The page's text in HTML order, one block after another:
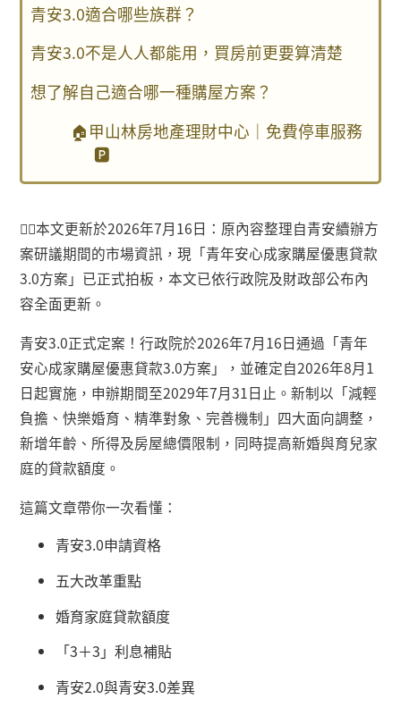
青安3.0適合哪些族群？
青安3.0不是人人都能用，買房前更要算清楚
想了解自己適合哪一種購屋方案？
🏠甲山林房地產理財中心｜免費停車服務
🅿️
👉🏻本文更新於2026年7月16日：原內容整理自青安續辦方
案研議期間的市場資訊，現「青年安心成家購屋優惠貸款
3.0方案」已正式拍板，本文已依行政院及財政部公布內
容全面更新。
青安3.0正式定案！行政院於2026年7月16日通過「青年
安心成家購屋優惠貸款3.0方案」，並確定自2026年8月1
日起實施，申辦期間至2029年7月31日止。新制以「減輕
負擔、快樂婚育、精準對象、完善機制」四大面向調整，
新增年齡、所得及房屋總價限制，同時提高新婚與育兒家
庭的貸款額度。
這篇文章帶你一次看懂：
青安3.0申請資格
五大改革重點
婚育家庭貸款額度
「3＋3 」利息補貼
青安2.0與青安3.0差異